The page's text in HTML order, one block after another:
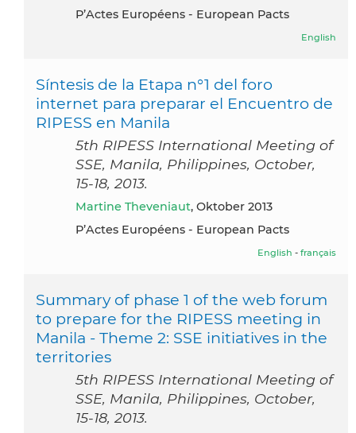
P’Actes Européens - European Pacts
English
Síntesis de la Etapa n°1 del foro
internet para preparar el Encuentro de
RIPESS en Manila
5th RIPESS International Meeting of
SSE, Manila, Philippines, October,
15-18, 2013.
Martine Theveniaut, Oktober 2013
P’Actes Européens - European Pacts
English - français
Summary of phase 1 of the web forum
to prepare for the RIPESS meeting in
Manila - Theme 2: SSE initiatives in the
territories
5th RIPESS International Meeting of
SSE, Manila, Philippines, October,
15-18, 2013.